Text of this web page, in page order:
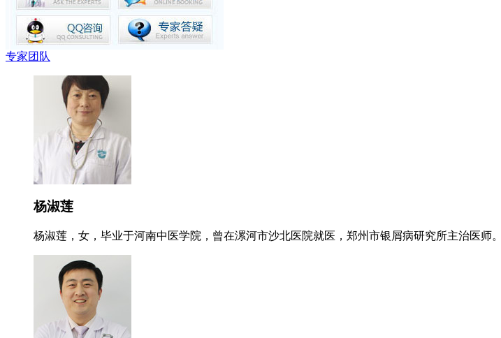
专家团队
杨淑莲
杨淑莲，女，毕业于河南中医学院，曾在漯河市沙北医院就医，郑州市银屑病研究所主治医师